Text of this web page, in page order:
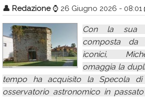
Calendario
Annunci
👤 Redazione ⌚ 26 Giugno 2026 - 08:01
Con la sua
composta da
iconici,
omaggia la
tempo ha acquisito la Specola di
osservatorio astronomico in